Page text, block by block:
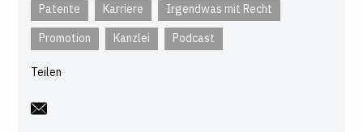
Patente
Karriere
Irgendwas mit Recht
Promotion
Kanzlei Podcast
Teilen